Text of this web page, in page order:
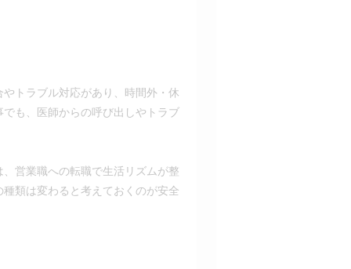
トラブル対応があり、時間外・休
も、医師からの呼び出しやトラブ
営業職への転職で生活リズムが整
類は変わると考えておくのが安全